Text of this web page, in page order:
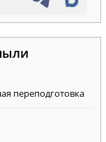
переподготовка